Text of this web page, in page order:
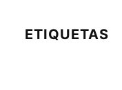
ETIQUETAS